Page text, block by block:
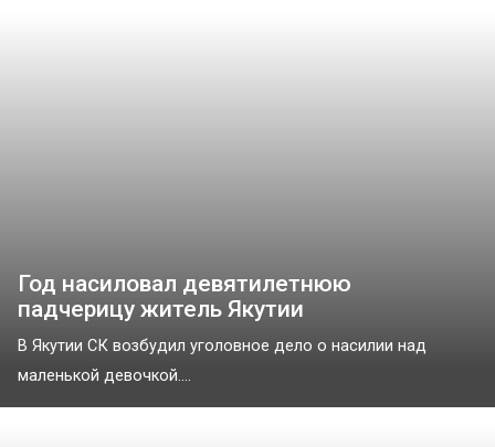
Год насиловал девятилетнюю
падчерицу житель Якутии
В Якутии СК возбудил уголовное дело о насилии над
маленькой девочкой....